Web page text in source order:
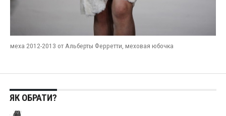
меха 2012-2013 от Альберты Ферретти, меховая юбочка
ЯК ОБРАТИ?